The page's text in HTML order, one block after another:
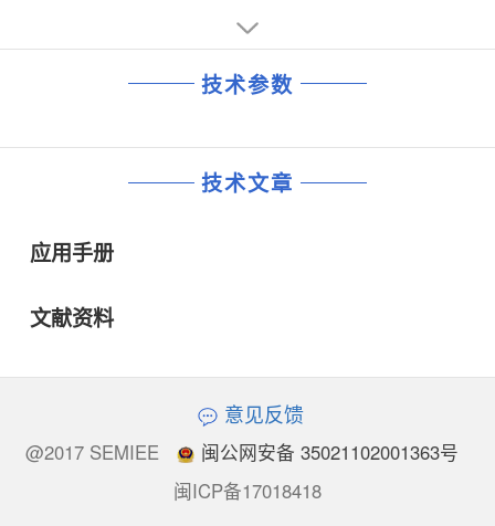
技术参数
技术文章
应用手册
文献资料
意见反馈
@2017 SEMIEE
闽公网安备 35021102001363号
闽ICP备17018418